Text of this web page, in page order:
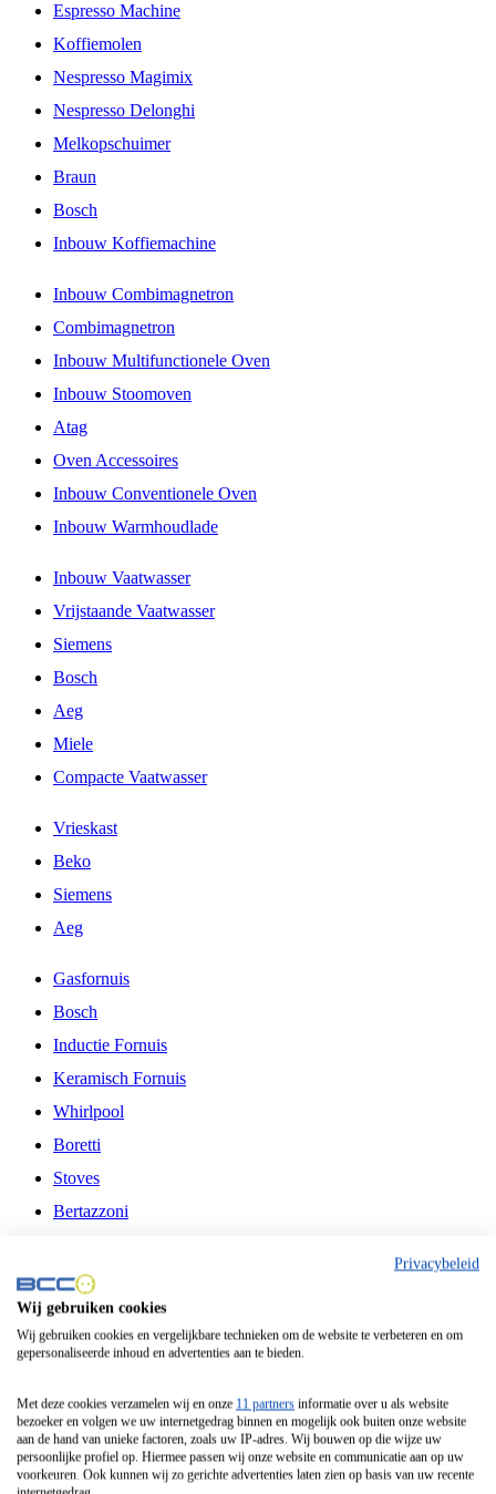
Espresso Machine
Koffiemolen
Nespresso Magimix
Nespresso Delonghi
Melkopschuimer
Braun
Bosch
Inbouw Koffiemachine
Inbouw Combimagnetron
Combimagnetron
Inbouw Multifunctionele Oven
Inbouw Stoomoven
Atag
Oven Accessoires
Inbouw Conventionele Oven
Inbouw Warmhoudlade
Inbouw Vaatwasser
Vrijstaande Vaatwasser
Siemens
Bosch
Aeg
Miele
Compacte Vaatwasser
Vrieskast
Beko
Siemens
Aeg
Gasfornuis
Bosch
Inductie Fornuis
Keramisch Fornuis
Whirlpool
Boretti
Stoves
Bertazzoni
Fitelli
Airfryer
Frituurpan
Contactgrill
Broodbakmachine
Broodrooster
Privacybeleid
Wij gebruiken cookies
Wij gebruiken cookies en vergelijkbare technieken om de website te verbeteren en om
gepersonaliseerde inhoud en advertenties aan te bieden.
Met deze cookies verzamelen wij en onze 11 partners informatie over u als website
bezoeker en volgen we uw internetgedrag binnen en mogelijk ook buiten onze website
aan de hand van unieke factoren, zoals uw IP-adres. Wij bouwen op die wijze uw
persoonlijke profiel op. Hiermee passen wij onze website en communicatie aan op uw
voorkeuren. Ook kunnen wij zo gerichte advertenties laten zien op basis van uw recente